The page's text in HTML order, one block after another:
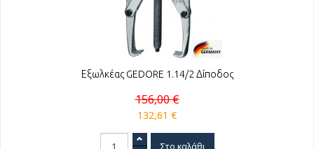
Εξωλκέας GEDORE 1.14/2 Δίποδος
156,00 €
132,61 €